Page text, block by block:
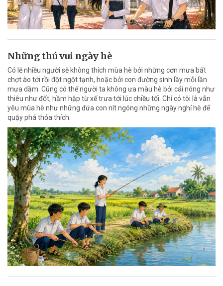
Những thú vui ngày hè
Có lẽ nhiều người sẽ không thích mùa hè bởi những cơn mưa bất
chợt ào tới rồi đột ngột tạnh, hoặc bởi con đường sình lầy mỗi lần
mưa dầm. Cũng có thể người ta không ưa màu hè bởi cái nóng như
thiêu như đốt, hầm hập từ xế trưa tới lúc chiều tối. Chỉ có tôi là vẫn
yêu mùa hè như những đứa con nít ngóng những ngày nghỉ hè để
quậy phá thỏa thích.